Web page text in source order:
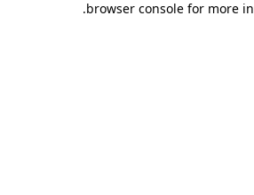
browser console for more
.